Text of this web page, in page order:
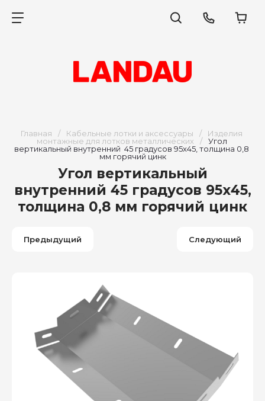
Главная / Кабельные лотки и аксессуары /
Изделия
монтажные для лотков металлических
/
Угол
вертикальный внутренний  45 градусов 95х45, толщина 0,8
мм горячий цинк
Угол вертикальный
внутренний 45 градусов 95х45,
толщина 0,8 мм горячий цинк
Предыдущий Следующий